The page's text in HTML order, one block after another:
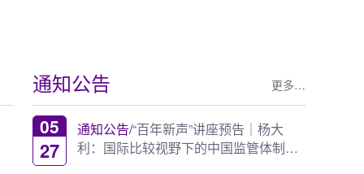
通知公告 更多…
05
27
通知公告/“百年新声”讲座预告｜杨大
利：国际比较视野下的中国监管体制建